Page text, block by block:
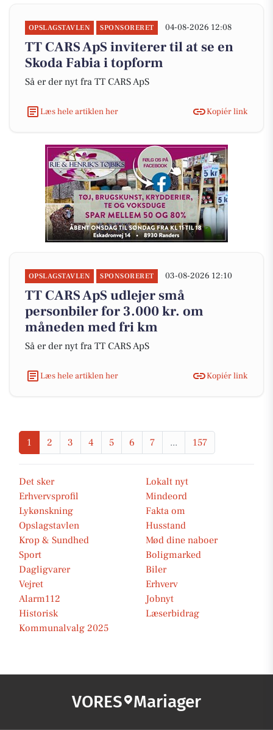
OPSLAGSTAVLEN SPONSORERET 04-08-2026 12:08
TT CARS ApS inviterer til at se en
Skoda Fabia i topform
Så er der nyt fra TT CARS ApS
Læs hele artiklen her Kopiér link
OPSLAGSTAVLEN SPONSORERET 03-08-2026 12:10
TT CARS ApS udlejer små
personbiler for 3.000 kr. om
måneden med fri km
Så er der nyt fra TT CARS ApS
Læs hele artiklen her Kopiér link
1 2 3 4 5 6 7 ... 157
Det sker
Lokalt nyt
Erhvervsprofil
Mindeord
Lykønskning
Fakta om
Opslagstavlen
Husstand
Krop & Sundhed
Mød dine naboer
Sport
Boligmarked
Dagligvarer
Biler
Vejret
Erhverv
Alarm112
Jobnyt
Historisk
Læserbidrag
Kommunalvalg 2025
VORES Mariager